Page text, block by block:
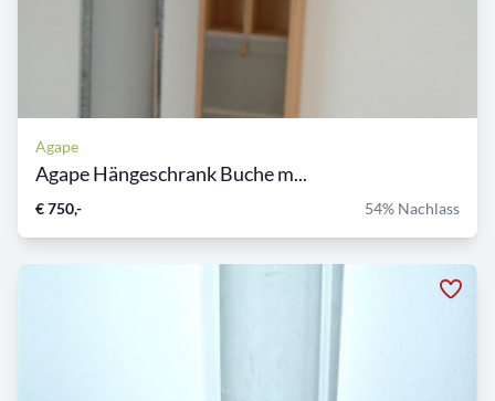
Agape
Agape Hängeschrank Buche m...
€ 750,- 54% Nachlass